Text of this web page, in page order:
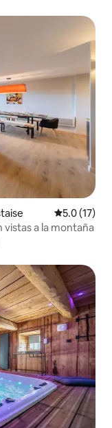
Calificación
5.0 (17)
a la montaña